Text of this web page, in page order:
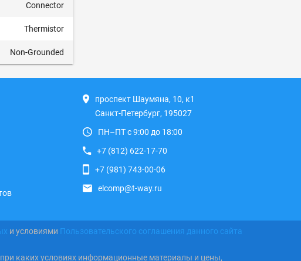
Connector
Thermistor
Non-Grounded
проспект Шаумяна, 10, к1
Санкт-Петербург, 195027
ПН–ПТ с 9:00 до 18:00
+7 (812) 622-17-70
+7 (981) 743-00-06
elcomp@t-way.ru
и условиями Пользовательского соглашения данного сайта
каких условиях информационные материалы и цены,